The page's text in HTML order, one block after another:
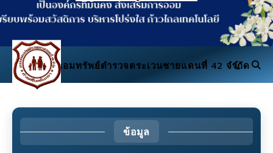
สหกรณ์ออมทรัพย์ตำรวจตระเวนชายแดนที่ 42 จำกัด
ข้อมูล